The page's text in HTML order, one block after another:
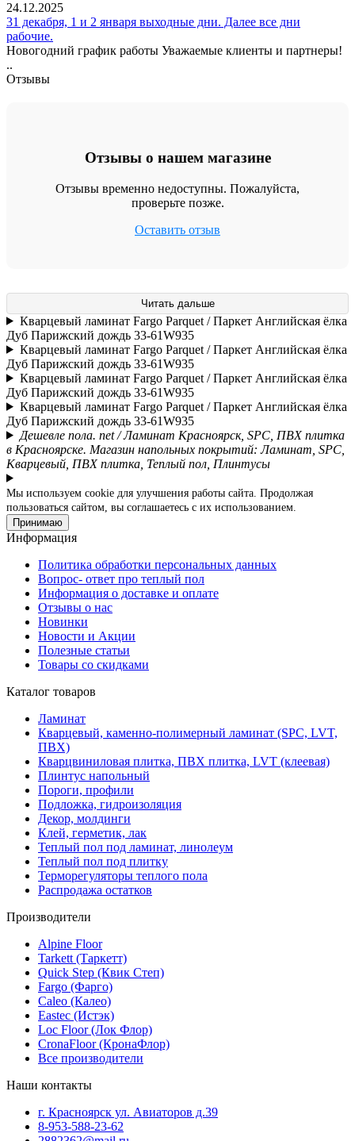
24.12.2025
31 декабря, 1 и 2 января выходные дни. Далее все дни
рабочие.
Новогодний график работы Уважаемые клиенты и партнеры!
..
Отзывы
Отзывы о нашем магазине
Отзывы временно недоступны. Пожалуйста,
проверьте позже.
Оставить отзыв
Читать дальше
Кварцевый ламинат Fargo Parquet / Паркет Английская ёлка
Дуб Парижский дождь 33-61W935
Кварцевый ламинат Fargo Parquet / Паркет Английская ёлка
Дуб Парижский дождь 33-61W935
Кварцевый ламинат Fargo Parquet / Паркет Английская ёлка
Дуб Парижский дождь 33-61W935
Кварцевый ламинат Fargo Parquet / Паркет Английская ёлка
Дуб Парижский дождь 33-61W935
Дешевле пола. net / Ламинат Красноярск, SPC, ПВХ плитка
в Красноярске. Магазин напольных покрытий: Ламинат, SPC,
Кварцевый, ПВХ плитка, Теплый пол, Плинтусы
Мы используем cookie для улучшения работы сайта. Продолжая
пользоваться сайтом, вы соглашаетесь с их использованием.
Принимаю
Информация
Политика обработки персональных данных
Вопрос- ответ про теплый пол
Информация о доставке и оплате
Отзывы о нас
Новинки
Новости и Акции
Полезные статьи
Товары со скидками
Каталог товаров
Ламинат
Кварцевый, каменно-полимерный ламинат (SPC, LVT,
ПВХ)
Кварцвиниловая плитка, ПВХ плитка, LVT (клеевая)
Плинтус напольный
Пороги, профили
Подложка, гидроизоляция
Декор, молдинги
Клей, герметик, лак
Теплый пол под ламинат, линолеум
Теплый пол под плитку
Терморегуляторы теплого пола
Распродажа остатков
Производители
Alpine Floor
Tarkett (Таркетт)
Quick Step (Квик Степ)
Fargo (Фарго)
Caleo (Калео)
Eastec (Истэк)
Loc Floor (Лок Флор)
CronaFloor (КронаФлор)
Все производители
Наши контакты
г. Красноярск ул. Авиаторов д.39
8-953-588-23-62